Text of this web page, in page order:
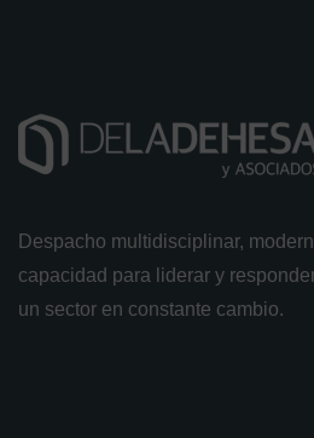
Despacho multidisciplinar,
capacidad para liderar y
un sector en constante cambio.